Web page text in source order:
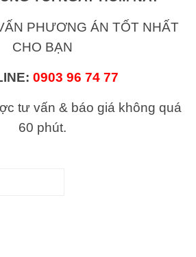
PHƯƠNG ÁN TỐT NHẤT
CHO BẠN
0903 96 74 77
tư vấn & báo giá không quá
60 phút.